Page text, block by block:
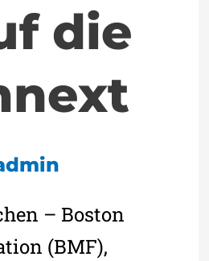
die
– Boston
(BMF),